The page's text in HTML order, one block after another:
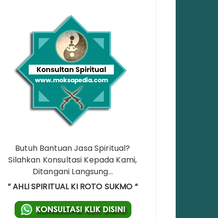
Butuh Bantuan Jasa Spiritual?
Silahkan Konsultasi Kepada Kami,
Ditangani Langsung…
” AHLI SPIRITUAL KI ROTO SUKMO “